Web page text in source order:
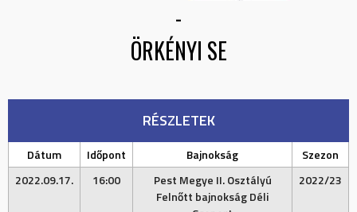
-
ÖRKÉNYI SE
RÉSZLETEK
Dátum Időpont Bajnokság
Szezon
2022.09.17.
16:00
Pest Megye II. Osztályú
Felnőtt bajnokság Déli
2022/23